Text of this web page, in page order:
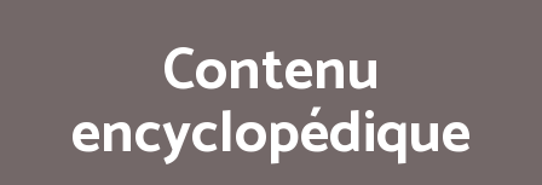
Contenu
encyclopédique